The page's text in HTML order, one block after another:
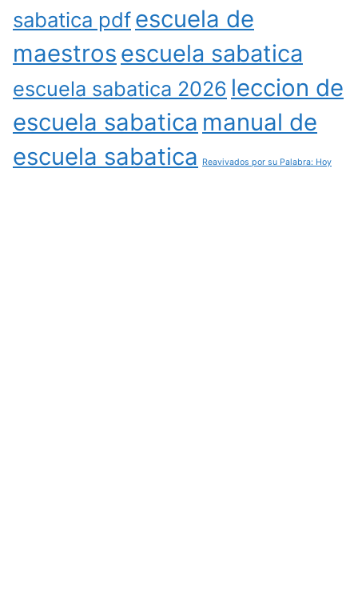
sabatica pdfescuela de
maestros escuela sabatica
escuela sabatica 2026 leccion de
escuela sabatica manual de
escuela sabatica
Reavivados por su Palabra: Hoy